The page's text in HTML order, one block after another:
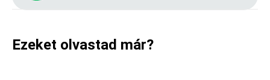
Ezeket olvastad már?